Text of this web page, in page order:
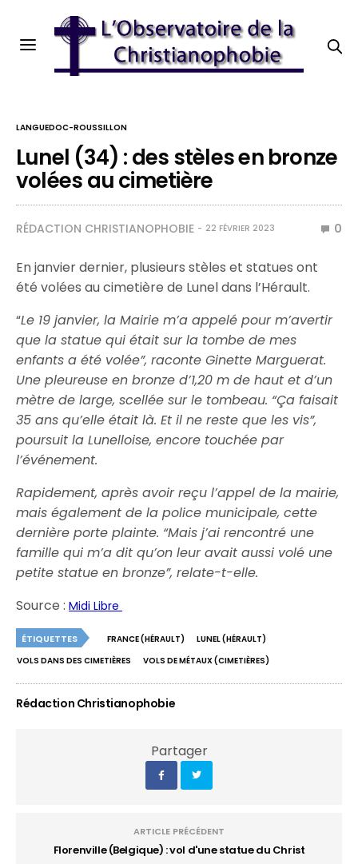
LANGUEDOC-ROUSSILLON
Lunel (34) : des stèles en bronze
volées au cimetière
RÉDACTION CHRISTIANOPHOBIE 22 FÉVRIER 2023 0
En janvier dernier, plusieurs stèles et statues ont
été volées au cimetière de Lunel dans l’Hérault.
“Le 19 janvier, la Mairie m’a appelé pour m’avertir
que la statue qui était sur la tombe de mes
enfants a été volée”, raconte Ginette Marguerat.
Une pleureuse en bronze d’1,20 m de haut et d’un
mètre de large, scellée sur le tombeau. “Ça faisait
35 ans qu’elle était là. Et il ne reste que les vis”,
poursuit la Lunelloise, encore touchée par
l’événement.
Rapidement, après avoir reçu l’appel de la mairie,
mais également de la police municipale, cette
dernière porte plainte. “Mais j’ai rencontré une
famille qui m’a dit qu’on leur avait aussi volé une
petite statue en bronze”, relate-t-elle.
Source :Midi Libre
ÉTIQUETTES FRANCE (HÉRAULT)
LUNEL (HÉRAULT)
VOLS DANS DES CIMETIÈRES
VOLS DE MÉTAUX (CIMETIÈRES)
Rédaction Christianophobie
Partager
ARTICLE PRÉCÉDENT
Florenville (Belgique) : vol d'une statue du Christ